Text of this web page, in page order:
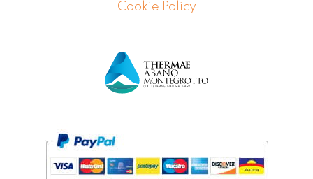
Cookie Policy